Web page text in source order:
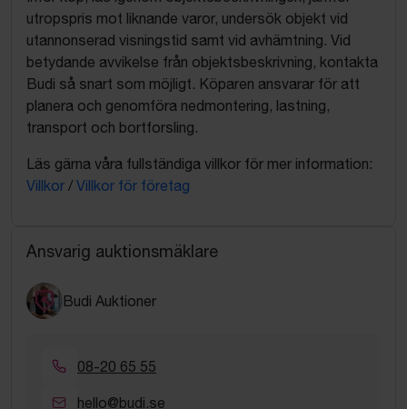
utropspris mot liknande varor, undersök objekt vid
utannonserad visningstid samt vid avhämtning. Vid
betydande avvikelse från objektsbeskrivning, kontakta
Budi så snart som möjligt. Köparen ansvarar för att
planera och genomföra nedmontering, lastning,
transport och bortforsling.
Läs gärna våra fullständiga villkor för mer information:
Villkor / Villkor för företag
Ansvarig auktionsmäklare
Budi Auktioner
08-20 65 55
hello@budi.se